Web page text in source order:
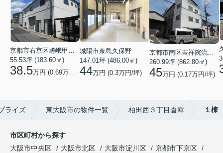
55.53坪 (183.60㎡)
38.5万円 (0.69万円/坪)
城陽市奈島久保野
147.01坪 (486.00㎡)
44万円 (0.3万円/坪)
京都市南区吉祥院流作町
260.99坪 (862.80㎡)
45万円 (0.17万円/坪)
ライズ 東大阪市の物件一覧 柏田西３丁目倉庫 １棟
市区町村から探す
大阪市中央区
大阪市北区 大阪市淀川区
京都市下京区